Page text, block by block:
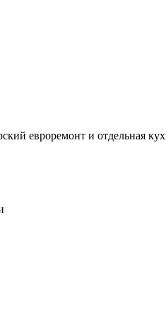
евроремонт и отдельная